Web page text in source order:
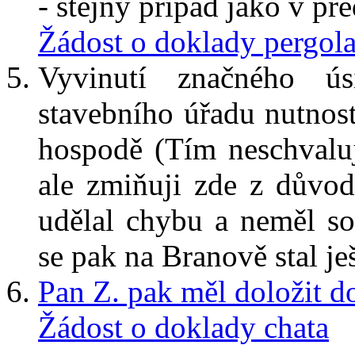
Žádost o doklady
Vyvinutí značného
stavebního úřadu
hospodě (Tím
ale zmiňuji zde z
udělal chybu a neměl
se pak na Branově stal
Pan Z. pak měl doložit
Žádost o doklady chata